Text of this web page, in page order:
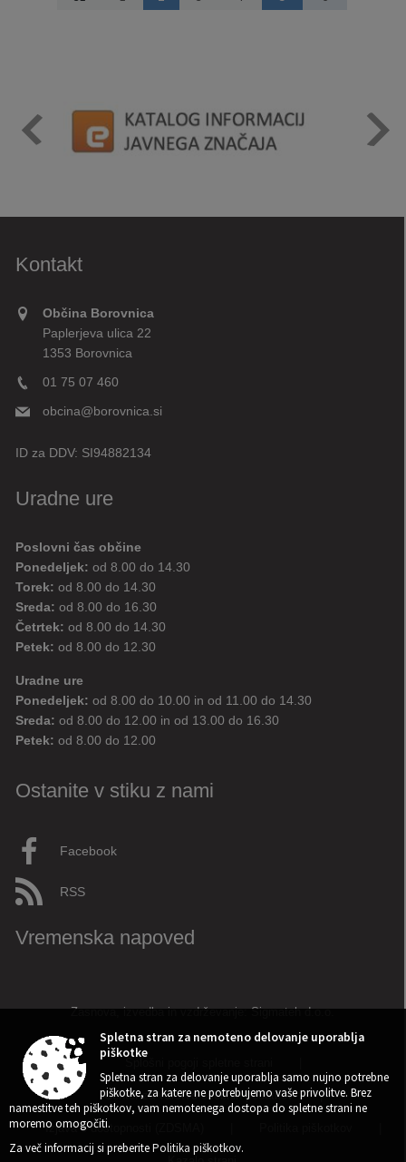
Kontakt
Občina Borovnica
Paplerjeva ulica 22
1353 Borovnica
01 75 07 460
obcina@borovnica.si
ID za DDV: SI94882134
Uradne ure
Poslovni čas občine
Ponedeljek: od 8.00 do 14.30
Torek: od 8.00 do 14.30
Sreda: od 8.00 do 16.30
Četrtek: od 8.00 do 14.30
Petek: od 8.00 do 12.30
Uradne ure
Ponedeljek: od 8.00 do 10.00 in od 11.00 do 14.30
Sreda: od 8.00 do 12.00 in od 13.00 do 16.30
Petek: od 8.00 do 12.00
Ostanite v stiku z nami
Facebook
RSS
Vremenska napoved
Zasnova, izvedba in vzdrževanje: Sigmateh d.o.o.
Center za varstvo osebnih podatkov |
Izjava o dostopnosti (ZDSMA)
Spletna stran za nemoteno delovanje uporablja
piškotke
Spletna stran za delovanje uporablja samo nujno potrebne
piškotke, za katere ne potrebujemo vaše privolitve. Brez
namestitve teh piškotkov, vam nemotenega dostopa do spletne strani ne
moremo omogočiti.
Za več informacij si preberitePolitika piškotkov.